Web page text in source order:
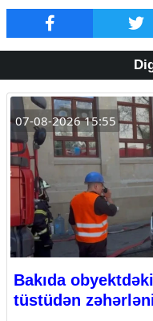
07-08-2026 15:55
Bakıda
tüstüdən